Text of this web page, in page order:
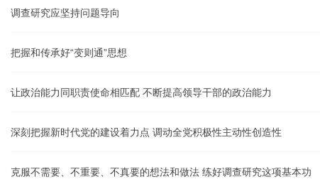
调查研究应坚持问题导向
把握和传承好“变则通”思想
让政治能力同职责使命相匹配 不断提高领导干部的政治能力
深刻把握新时代党的建设着力点 调动全党积极性主动性创造性
克服不需要、不重要、不真要的想法和做法 练好调查研究这项基本功